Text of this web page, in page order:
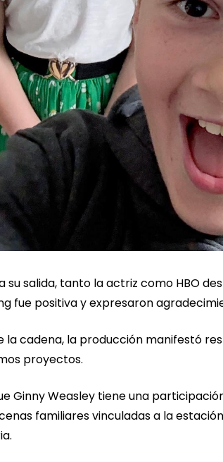
su salida, tanto la actriz como HBO
fue positiva y expresaron
la cadena, la producción manifestó
proyectos.
Ginny Weasley tiene una
familiares vinculadas a la